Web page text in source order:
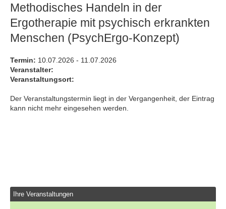
Methodisches Handeln in der
Ergotherapie mit psychisch erkrankten
Menschen (PsychErgo-Konzept)
Termin: 10.07.2026 - 11.07.2026
Veranstalter:
Veranstaltungsort:
Der Veranstaltungstermin liegt in der Vergangenheit, der Eintrag
kann nicht mehr eingesehen werden.
Ihre Veranstaltungen